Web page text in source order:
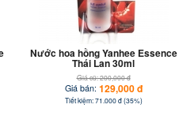
Nước hoa hồng Yanhee Essence
Thái Lan 30ml
Giá cũ: 200,000 đ
Giá bán: 129,000 đ
Tiết kiệm: 71.000 đ (35%)